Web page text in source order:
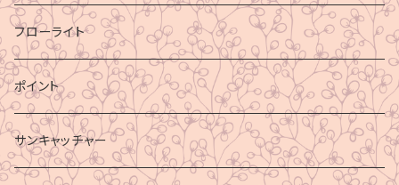
フローライト
ポイント
サンキャッチャー